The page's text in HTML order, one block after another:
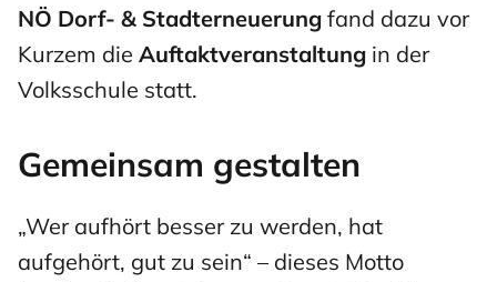
NÖ Dorf- & Stadterneuerung fand dazu vor
Kurzem die Auftaktveranstaltung in der
Volksschule statt.
Gemeinsam gestalten
„Wer aufhört besser zu werden, hat
aufgehört, gut zu sein“ – dieses Motto